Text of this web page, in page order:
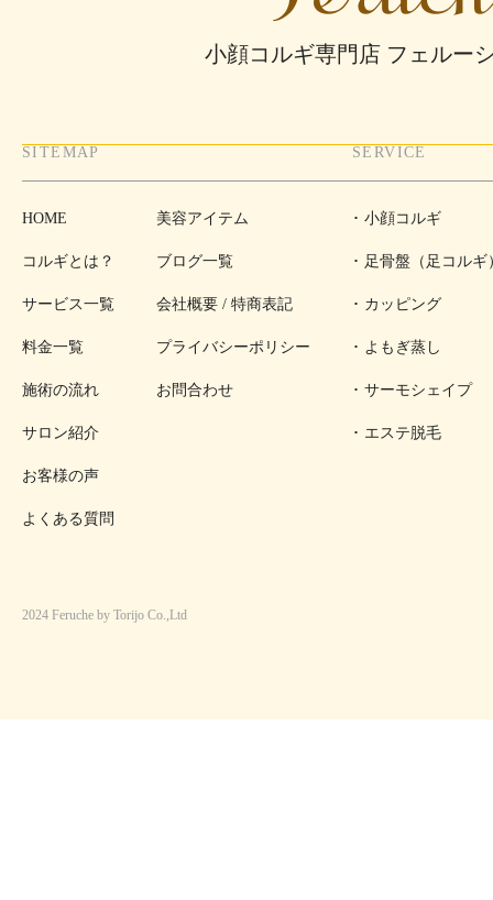
小顔コルギ専門店 フェルー
SITEMAP
HOME
コルギとは？
サービス一覧
料金一覧
施術の流れ
サロン紹介
お客様の声
よくある質問
美容アイテム
ブログ一覧
会社概要 / 特商表記
プライバシーポリシー
お問合わせ
SERVICE
小顔コルギ
足骨盤（足コルギ
カッピング
よもぎ蒸し
サーモシェイプ
エステ脱毛
2024 Feruche by Torijo Co.,Ltd